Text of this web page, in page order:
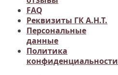
FAQ
Реквизиты ГК А.Н.Т.
Персональные
данные
Политика
конфиденциальности